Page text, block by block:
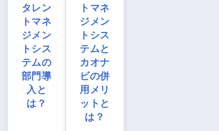
タレン
トマネ
ジメン
トシス
テムの
部門導
入と
は？
トマネ
ジメン
トシス
テムと
カオナ
ビの併
用メリ
ットと
は？